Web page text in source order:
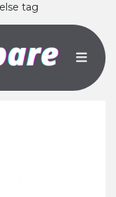
tag